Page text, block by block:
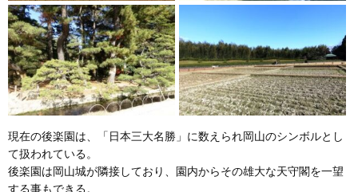
現在の後楽園は、「日本三大名勝」に数えられ岡山のシンボルとし
て扱われている。
後楽園は岡山城が隣接しており、園内からその雄大な天守閣を一望
する事もできる。